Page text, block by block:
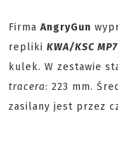
Firma AngryGun
repliki KWA/KSC
kulek. W zestawie
tracera: 223 mm.
zasilany jest przez